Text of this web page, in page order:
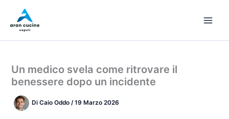
contenuto
Un medico svela come ritrovare il
benessere dopo un incidente
DiCaio Oddo/19 Marzo 2026